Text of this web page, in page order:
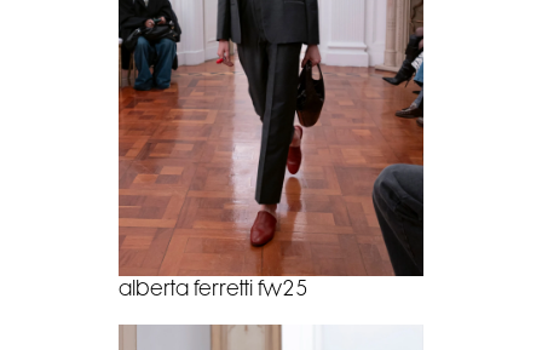
alberta ferretti fw25